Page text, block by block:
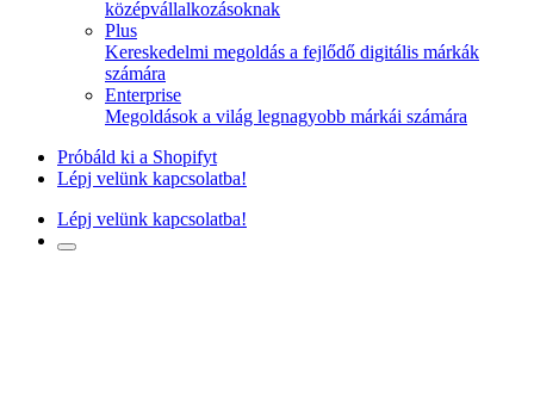
középvállalkozásoknak
Plus
Kereskedelmi megoldás a fejlődő digitális márkák
számára
Enterprise
Megoldások a világ legnagyobb márkái számára
Próbáld ki a Shopifyt
Lépj velünk kapcsolatba!
Lépj velünk kapcsolatba!